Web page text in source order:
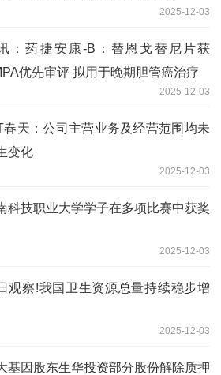
2025-12-03
：药捷安康-B：替恩戈替尼片获
优先审评 拟用于晚期胆管癌治疗
2025-12-03
春天：公司主营业务及经营范围均未
变化
2025-12-03
科技职业大学学子在多项比赛中获奖
2025-12-03
观察!我国卫生资源总量持续稳步增
2025-12-03
基因股东生华投资部分股份解除质押